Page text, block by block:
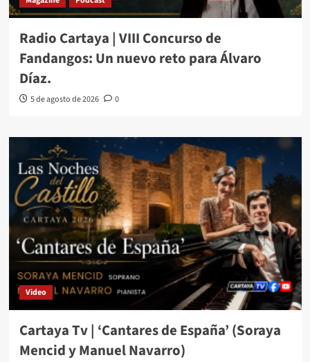
Radio Cartaya | VIII Concurso de
Fandangos: Un nuevo reto para Álvaro
Díaz.
5 de agosto de 2026 0
Video
Cartaya Tv | ‘Cantares de España’ (Soraya
Mencid y Manuel Navarro)